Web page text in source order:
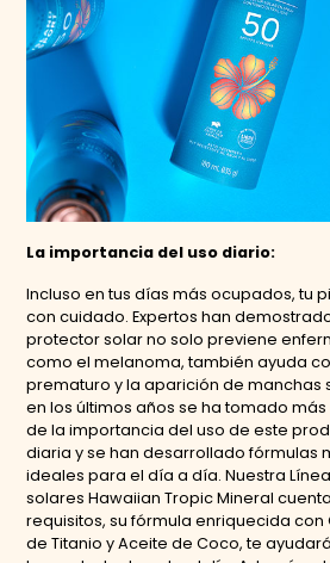
La importancia del uso diario:
Incluso en tus días más ocupados, tu
con cuidado. Expertos han
protector solar no solo previene
como el melanoma, también ayuda
prematuro y la aparición de manchas
en los últimos años se ha tomado
de la importancia del uso de este
diaria y se han desarrollado fórmulas
ideales para el día a día. Nuestra
solares Hawaiian Tropic Mineral
requisitos, su fórmula enriquecida con
de Titanio y Aceite de Coco, te